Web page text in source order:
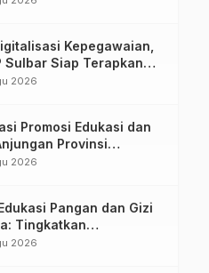
Kepegawaian,
Sulbar Siap Terapkan
ASN
2026
Promosi Edukasi dan
Provinsi
Perkuat Kolaborasi
2026
Pangan dan Gizi
Tingkatkan
dan Keterampilan
2026